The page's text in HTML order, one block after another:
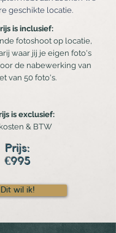
geschikte locatie.
is inclusief:
fotoshoot op locatie,
waar jij je eigen foto's
de nabewerking van
van 50 foto's.
is exclusief:
& BTW
Prijs:
€995
Dit wil ik!